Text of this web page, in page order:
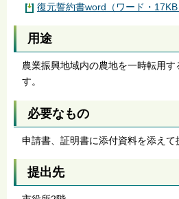
復元誓約書word（ワード・17KB
用途
農業振興地域内の農地を一時転用
す。
必要なもの
申請書、証明書に添付資料を添えて
提出先